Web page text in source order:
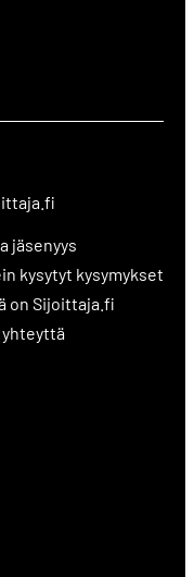
jäsenyys
kysytyt kysymykset
on Sijoittaja.fi
yhteyttä